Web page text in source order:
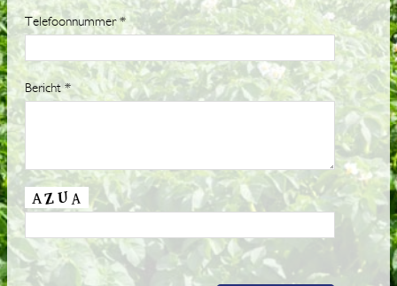
Telefoonnummer *
Bericht *
Gelieve dit veld leeg